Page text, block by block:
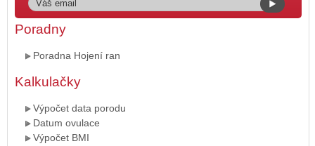
Poradny
Poradna Hojení ran
Kalkulačky
Výpočet data porodu
Datum ovulace
Výpočet BMI